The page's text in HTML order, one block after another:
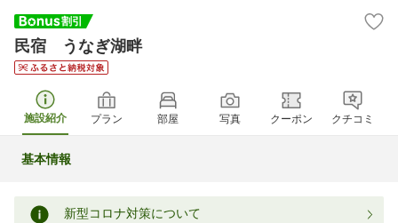
民宿 うなぎ湖畔
施設紹介 プラン 部屋 写真 クーポン クチコミ
基本情報
新型コロナ対策について